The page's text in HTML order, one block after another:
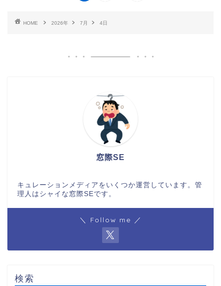
HOME 2026年 7月 4日
窓際SE
キュレーションメディアをいくつか運営しています。管
理人はシャイな窓際SEです。
＼ Follow me ／
検索